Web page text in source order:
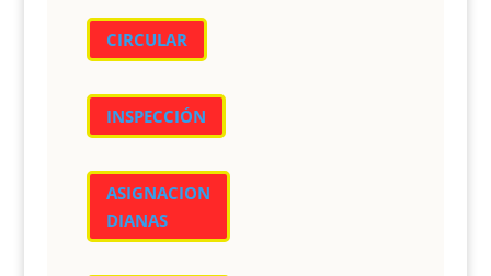
CIRCULAR
INSPECCIÓN
ASIGNACION
DIANAS